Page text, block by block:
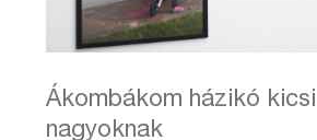
Ákombákom házikó
nagyoknak